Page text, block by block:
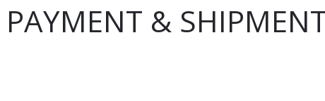
PAYMENT &